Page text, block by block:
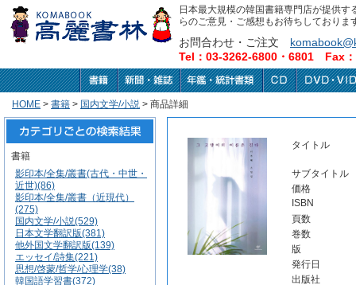
日本最大規模の韓国書籍専門店が提供
らのご意見・ご感想もお待ちしておりま
お問合わせ・ご注文
Tel：03-3262-6800・6801 Fax
HOME > 書籍 > 国内文学/小説 > 商品詳細
書籍
影印本/全集/叢書(古代・中世・
近世)(86)
影印本/全集/叢書（近現代）
(275)
国内文学/小説(529)
日本文学翻訳版(381)
他外国文学翻訳版(139)
エッセイ/詩集(221)
思想/啓蒙/哲学/心理学(38)
韓国語学習書(372)
タイトル
サブタイトル
価格
ISBN
頁数
巻数
版
発行日
出版社